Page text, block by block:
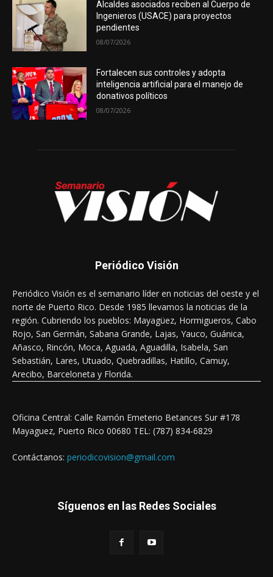
Alcaldes asociados reciben al Cuerpo de
Ingenieros (USACE) para proyectos
pendientes
08/07/2026
Fortalecen sus controles y adopta
inteligencia artificial para el manejo de
donativos políticos
08/07/2026
Periódico Visión
Periódico Visión es el semanario líder en noticias del oeste y el
norte de Puerto Rico. Desde 1985 llevamos la noticias de la
región. Cubriendo los pueblos: Mayagüez, Hormigueros, Cabo
Rojo, San Germán, Sabana Grande, Lajas, Yauco, Guánica,
Añasco, Rincón, Moca, Aguada, Aguadilla, Isabela, San
Sebastián, Lares, Utuado, Quebradillas, Hatillo, Camuy,
Arecibo, Barceloneta y Florida.
Oficina Central: Calle Ramón Emeterio Betances Sur #178
Mayaguez, Puerto Rico 00680 TEL: (787) 834-6829
Contáctanos: periodicovision@gmail.com
Síguenos en las Redes Sociales